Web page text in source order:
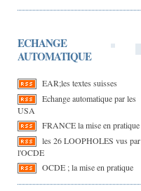
ECHANGE
AUTOMATIQUE
EAR;les textes suisses
Echange automatique par les
USA
FRANCE la mise en pratique
les 26 LOOPHOLES vus par
l'OCDE
OCDE ; la mise en pratique